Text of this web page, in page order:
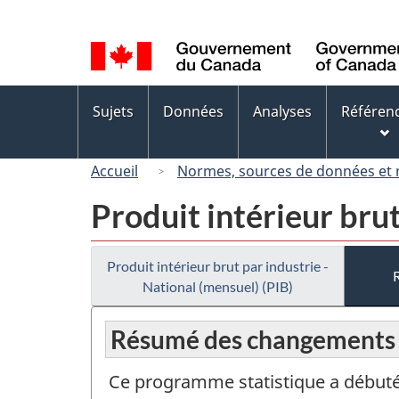
de
la
langue
des
Sujets Données Analyses
Accueil
Normes, sources de données et
Produit intérieur
Produit intérieur brut par industrie -
National (mensuel) (PIB)
Résumé des changements
Ce programme statistique a